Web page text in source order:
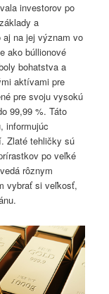
investorov po
a
aj na jej význam vo
ako búllionové
bohatstva a
aktívami pre
pre svoju vysokú
99,99 %. Táto
informujúc
Zlaté tehličky sú
po veľké
rôznym
vybrať si veľkosť,